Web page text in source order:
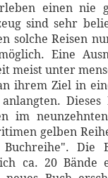
einen nie
sind sehr
solche Reisen
Eine
meist unter
ihrem Ziel in
im
gelben
Die
ca. 20